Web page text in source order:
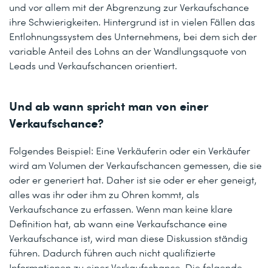
und vor allem mit der Abgrenzung zur Verkaufschance
ihre Schwierigkeiten. Hintergrund ist in vielen Fällen das
Entlohnungssystem des Unternehmens, bei dem sich der
variable Anteil des Lohns an der Wandlungsquote von
Leads und Verkaufschancen orientiert.
Und ab wann spricht man von einer
Verkaufschance?
Folgendes Beispiel: Eine Verkäuferin oder ein Verkäufer
wird am Volumen der Verkaufschancen gemessen, die sie
oder er generiert hat. Daher ist sie oder er eher geneigt,
alles was ihr oder ihm zu Ohren kommt, als
Verkaufschance zu erfassen. Wenn man keine klare
Definition hat, ab wann eine Verkaufschance eine
Verkaufschance ist, wird man diese Diskussion ständig
führen. Dadurch führen auch nicht qualifizierte